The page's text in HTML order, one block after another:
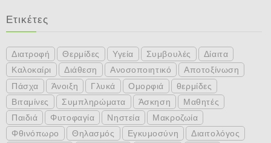
Ετικέτες
Διατροφή Θερμίδες Υγεία Συμβουλές
Δίαιτα
Καλοκαίρι
Διάθεση Ανοσοποιητικό
Αποτοξίνωση
Πάσχα
Άνοιξη Γλυκά Ομορφιά
θερμίδες
Βιταμίνες
Συμπληρώματα Άσκηση
Μαθητές
Παιδιά
Φυτοφαγία Νηστεία
Μακροζωία
Φθινόπωρο
Θηλασμός Εγκυμοσύνη
Διαιτολόγος